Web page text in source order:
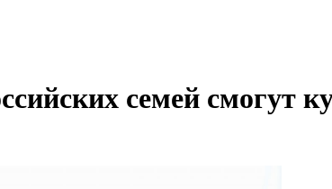
семей смогут